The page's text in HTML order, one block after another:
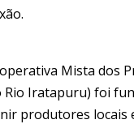
Mista dos
Rio Iratapuru) foi
produtores locais